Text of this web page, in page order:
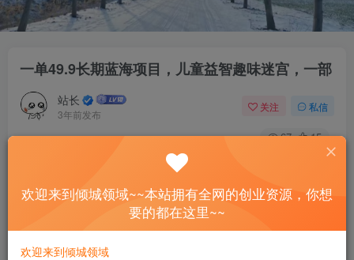
一单49.9长期蓝海项目，儿童益智趣味迷宫，一部
站长
3年前发布
关注 私信
67 15
此内容为付费资源，请付费后查看
8
欢迎来到倾城领域~~本站拥有全网的创业资源，你想
要的都在这里~~
欢迎来到倾城领域